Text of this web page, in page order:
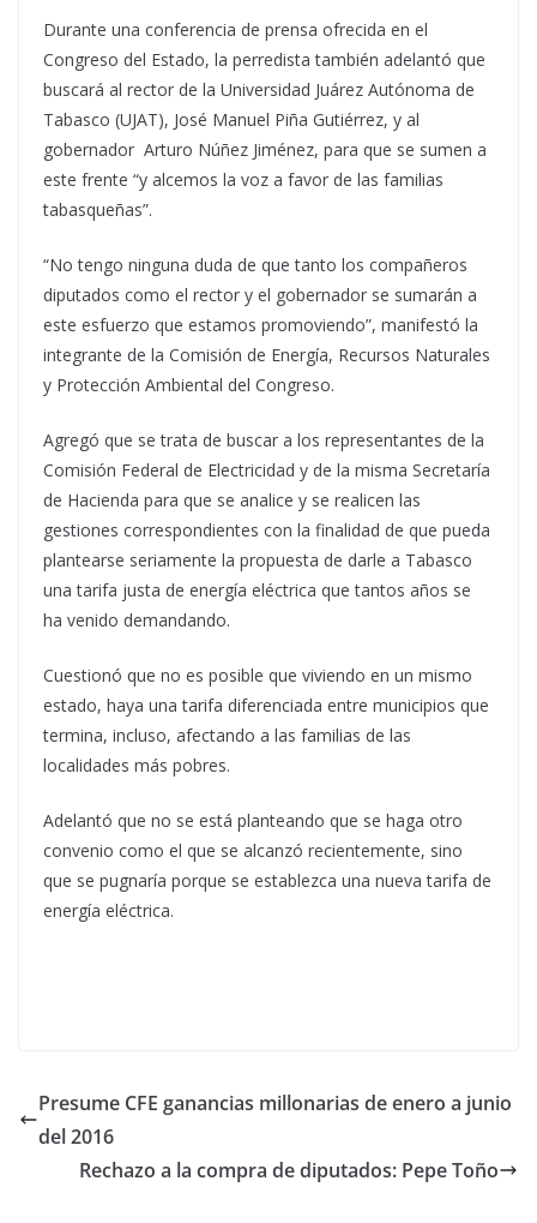
Durante una conferencia de prensa ofrecida en el
Congreso del Estado, la perredista también adelantó que
buscará al rector de la Universidad Juárez Autónoma de
Tabasco (UJAT), José Manuel Piña Gutiérrez, y al
gobernador Arturo Núñez Jiménez, para que se sumen a
este frente “y alcemos la voz a favor de las familias
tabasqueñas”.
“No tengo ninguna duda de que tanto los compañeros
diputados como el rector y el gobernador se sumarán a
este esfuerzo que estamos promoviendo”, manifestó la
integrante de la Comisión de Energía, Recursos Naturales
y Protección Ambiental del Congreso.
Agregó que se trata de buscar a los representantes de la
Comisión Federal de Electricidad y de la misma Secretaría
de Hacienda para que se analice y se realicen las
gestiones correspondientes con la finalidad de que pueda
plantearse seriamente la propuesta de darle a Tabasco
una tarifa justa de energía eléctrica que tantos años se
ha venido demandando.
Cuestionó que no es posible que viviendo en un mismo
estado, haya una tarifa diferenciada entre municipios que
termina, incluso, afectando a las familias de las
localidades más pobres.
Adelantó que no se está planteando que se haga otro
convenio como el que se alcanzó recientemente, sino
que se pugnaría porque se establezca una nueva tarifa de
energía eléctrica.
Presume CFE ganancias millonarias de enero a junio
del 2016
Rechazo a la compra de diputados: Pepe Toño